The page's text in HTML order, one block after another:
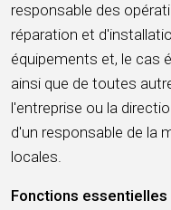
responsable des
réparation et
équipements et, le cas
ainsi que de toutes
l'entreprise ou la
d'un responsable de la
locales.
Fonctions essentielles